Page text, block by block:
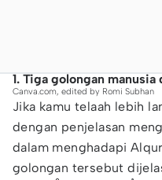
1. Tiga golongan
Canva.com, edited by Romi Subhan
Jika kamu telaah lebih
dengan penjelasan
dalam menghadapi
golongan tersebut